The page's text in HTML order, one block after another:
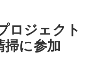
ロジェクト
掃に参加